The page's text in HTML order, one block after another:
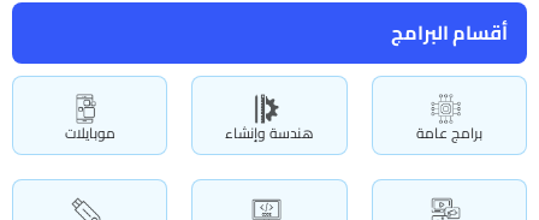
أقسام البرامج
برامج عامة هندسة وإنشاء موبايلات